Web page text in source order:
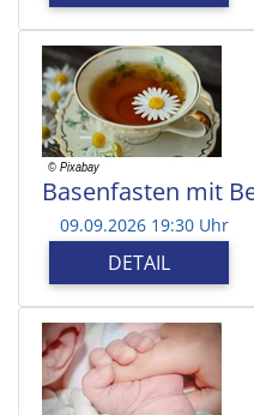
Basenfasten mit
09.09.2026 19:30 Uhr
DETAIL